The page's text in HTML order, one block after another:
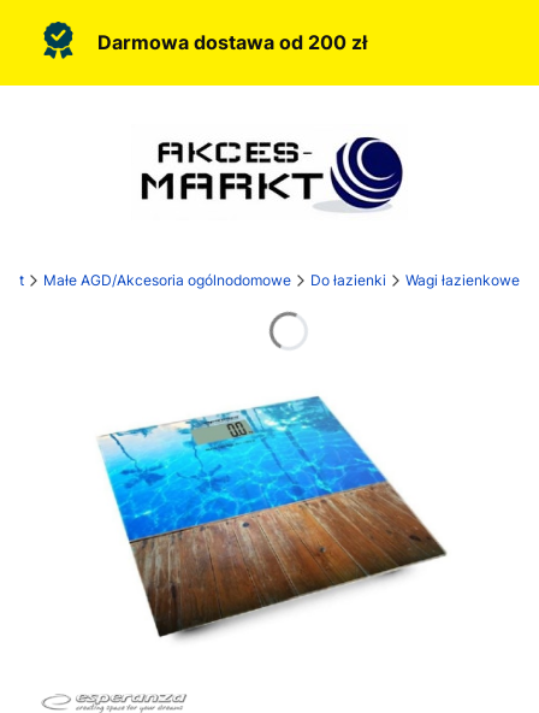
Darmowa dostawa od 200 zł
Małe AGD/Akcesoria ogólnodomowe Do łazienki Wagi łazienkowe